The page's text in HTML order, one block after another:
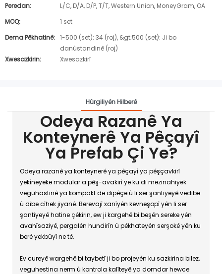
Peredan:
L/C, D/A, D/P, T/T, Western Union, MoneyGram, OA
MOQ:
1 set
Dema Pêkhatinê: 1-500 (set): 34 (roj), &gt;500 (set): Ji bo
danûstandinê (roj)
Xwesazkirin:
Xwesazkirî
Hûrgiliyên Hilberê
Odeya Razanê Ya
Konteynerê Ya Pêçayî
Ya Prefab Çi Ye?
Odeya razanê ya konteynerê ya pêçayî ya pêşçavkirî
yekîneyeke modular a pêş-avakirî ye ku di mezinahiyek
veguhastinê ya kompakt de dipêçe û li ser şantiyeyê vedibe
û dibe cîhek jiyanê. Berevajî xanîyên kevneşopî yên li ser
şantiyeyê hatine çêkirin, ew ji kargehê bi beşên sereke yên
avahîsaziyê, pergalên hundirîn û pêkhateyên serşokê yên ku
berê yekbûyî ne tê.
Ev cureyê wargehê bi taybetî ji bo projeyên ku sazkirina bilez,
veguhestina nerm û kontrola kalîteyê ya domdar hewce